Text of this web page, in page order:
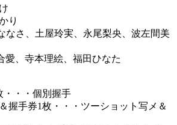
り
なさ、土屋玲実、永尾梨央、波左間美
愛、寺本理絵、福田ひなた
・・・個別握手
握手券1枚・・・ツーショット写メ＆